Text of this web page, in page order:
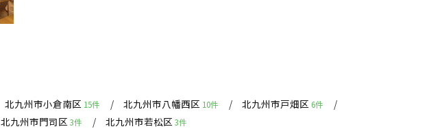
北九州市小倉南区 15件 北九州市八幡西区 10件 北九州市戸畑区 6件
北九州市門司区3件 北九州市若松区3件